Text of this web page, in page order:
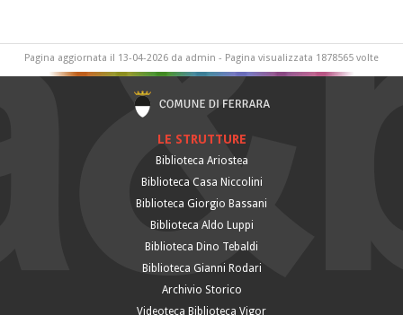
Pagina aggiornata il 13-04-2026 da admin - Pagina visualizzata 1878565 volte
LE STRUTTURE
Biblioteca Ariostea
Biblioteca Casa Niccolini
Biblioteca Giorgio Bassani
Biblioteca Aldo Luppi
Biblioteca Dino Tebaldi
Biblioteca Gianni Rodari
Archivio Storico
Videoteca Biblioteca Vigor